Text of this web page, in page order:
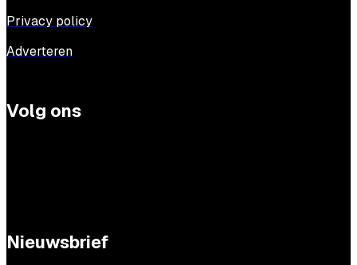
Privacy policy
Adverteren
Volg ons
Nieuwsbrief